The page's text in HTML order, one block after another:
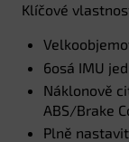
Klíčové
6osá IMU
Náklonově
ABS/Brake
Plně